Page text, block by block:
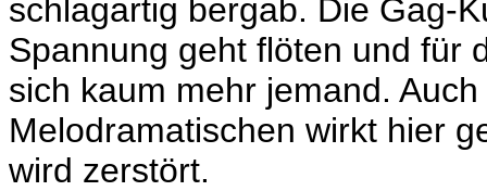
schlagartig bergab. Die Gag-
Spannung geht flöten und für
sich kaum mehr jemand.
Melodramatischen wirkt hier
wird zerstört.